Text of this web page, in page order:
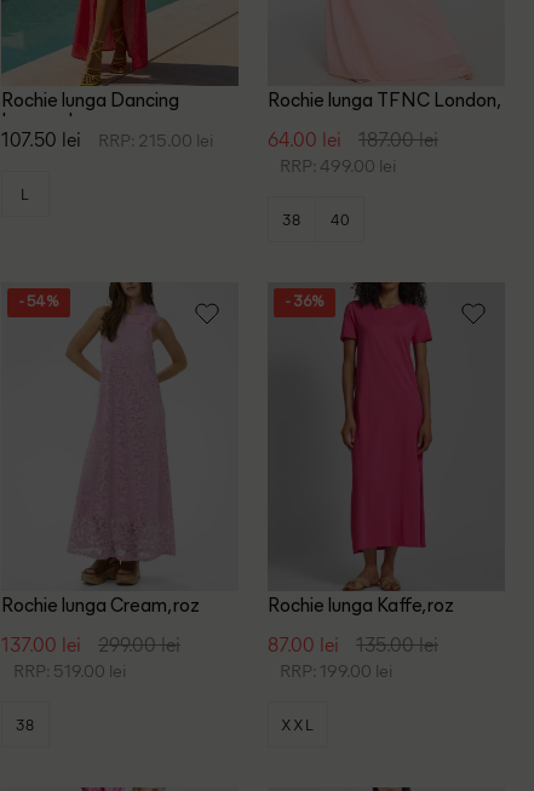
Rochie lunga Dancing
Leopard, roz
107.50 lei RRP: 215.00 lei
L
Rochie lunga TFNC London,
64.00 lei 187.00 lei
RRP: 499.00 lei
38 40
- 54%
Rochie lunga Cream, roz
137.00 lei 299.00 lei
RRP: 519.00 lei
38
- 36%
Rochie lunga Kaffe, roz
87.00 lei 135.00 lei
RRP: 199.00 lei
XXL